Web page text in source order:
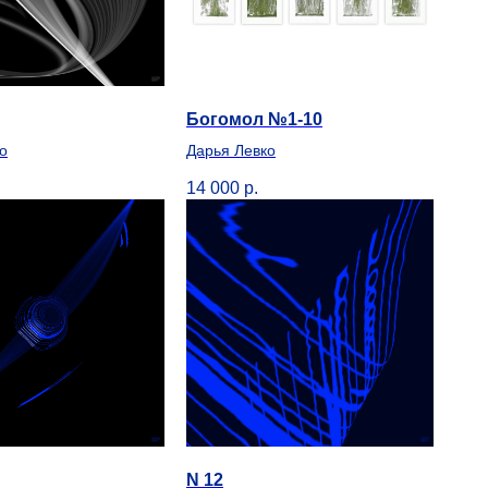
Богомол №1-10
Дарья Левко
14 000 р.
N 12